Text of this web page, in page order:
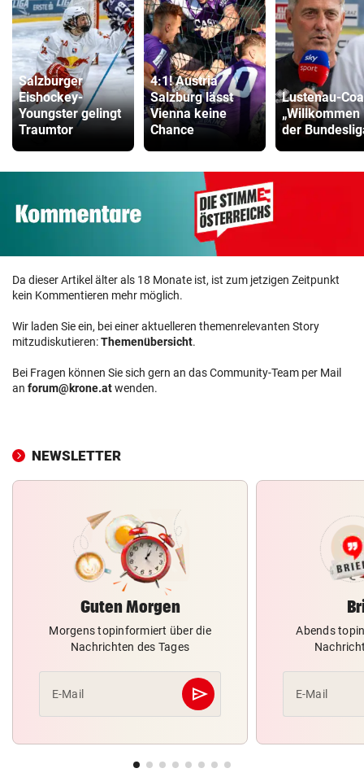
Salzburger
Eishockey-
Youngster gelingt
Traumtor
4:1! Austria
Salzburg lässt
Vienna keine
Chance
Lustenau-
„Willkommen
der
Da dieser Artikel älter als 18 Monate ist, ist zum jetzigen Zeitpunkt
kein Kommentieren mehr möglich.
Wir laden Sie ein, bei einer aktuelleren themenrelevanten Story
mitzudiskutieren:Themenübersicht.
Bei Fragen können Sie sich gern an das Community-Team per Mail
an forum@krone.atwenden.
NEWSLETTER
Guten Morgen
Morgens topinformiert über die
Nachrichten des Tages
E-Mail send
Abschicken
Abends
E-Mail